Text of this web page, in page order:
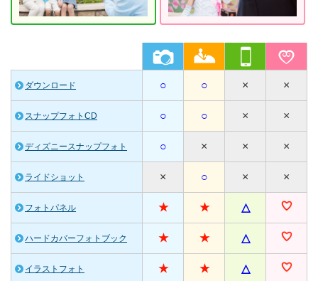
ダウンロード ○ ○ × ×
スナップフォトCD ○ ○ × ×
ディズニースナップフォト ○ × × ×
ライドショット × ○ × ×
フォトパネル ★ ★ △
ハードカバーフォトブック ★ ★ △
イラストフォト ★ ★ △